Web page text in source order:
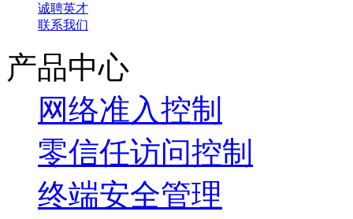
诚聘英才
联系我们
产品中心
网络准入控制
零信任访问控制
终端安全管理